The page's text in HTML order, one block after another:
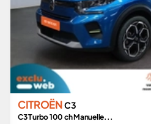
CITROËNC3
C3 Turbo 100 ch Manuelle...